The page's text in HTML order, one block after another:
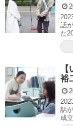
話
た
裕
話
成